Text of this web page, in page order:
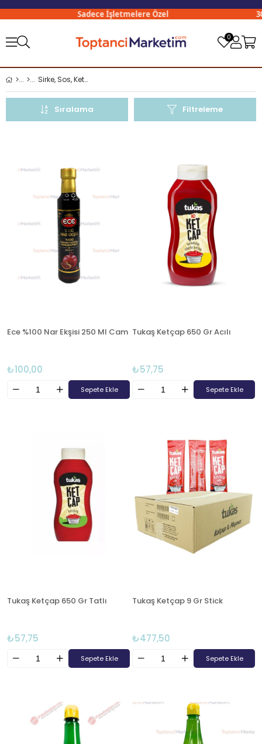
Sadece İşletmelere Özel
0
Sirke, Sos, Ketçap ve Mayonez
Filtreleme
Sıralama
Ece %100 Nar Ekşisi 250 Ml Cam
₺100,00
Sepete Ekle
Tukaş Ketçap 650 Gr Acılı
₺57,75
Sepete Ekle
Tukaş Ketçap 650 Gr Tatlı
₺57,75
Sepete Ekle
Tukaş Ketçap 9 Gr Stick
₺477,50
Sepete Ekle